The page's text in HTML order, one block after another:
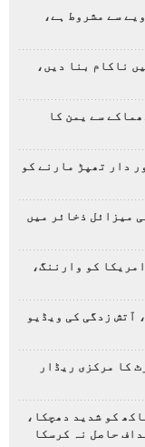
سے مشروط ہے،
ناکام بنا دیں،
سے یمن کا
دار تھپڑ مارنے کو
میزائل ذخائر میں
کو وارننگ،
آتش زدگی کی ویڈیو
کا مرکزی ریڈار
کو شدید دھچکا،
حاصل نہ کرسکا